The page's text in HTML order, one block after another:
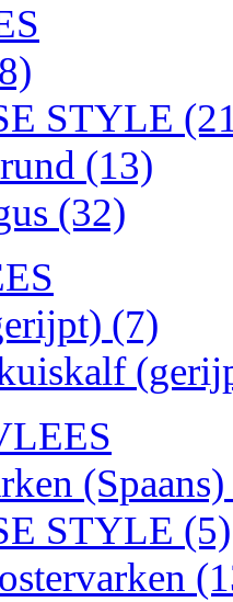
STYLE
(13)
(32)
(7)
(Spaans)
STYLE (5)